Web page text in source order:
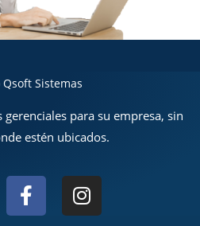
para su empresa, sin
estén ubicados.